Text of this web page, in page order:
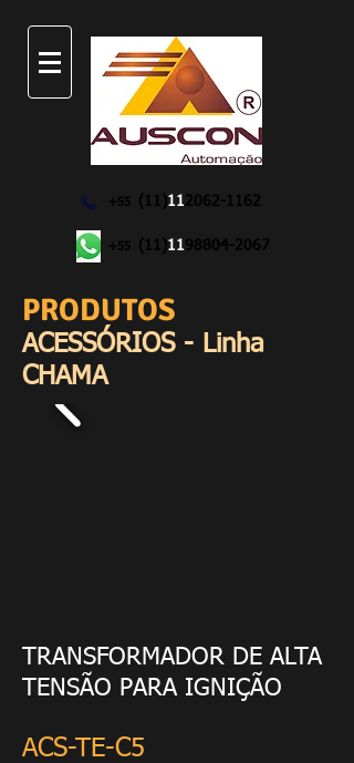
+55 (11) 112062-1162
+55 (11) 1198804-2067
PRODUTOS
ACESSÓRIOS - Linha
CHAMA
TRANSFORMADOR DE ALTA
TENSÃO PARA IGNIÇÃO
ACS-TE-C5